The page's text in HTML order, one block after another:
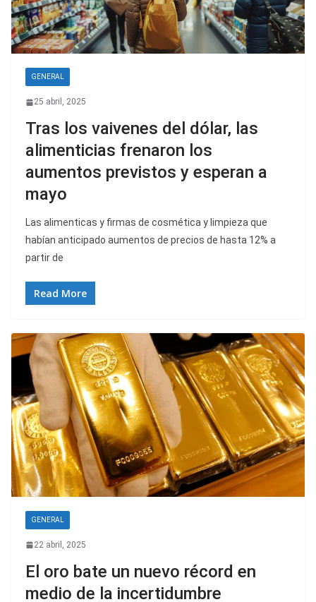
GENERAL
25 abril, 2025
Tras los vaivenes del dólar, las
alimenticias frenaron los
aumentos previstos y esperan a
mayo
Las alimenticas y firmas de cosmética y limpieza que
habían anticipado aumentos de precios de hasta 12% a
partir de
Read More
GENERAL
22 abril, 2025
El oro bate un nuevo récord en
medio de la incertidumbre